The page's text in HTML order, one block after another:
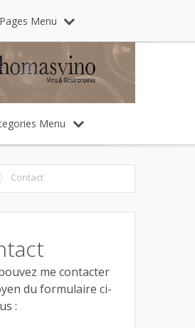
Pages Menu
Menu
Contact
me contacter
du formulaire ci-
: